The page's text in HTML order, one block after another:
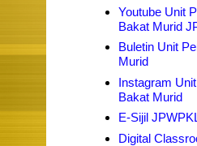
Youtube Unit
Bakat Murid
Buletin Unit
Murid
Instagram
Bakat Murid
E-Sijil
Digital